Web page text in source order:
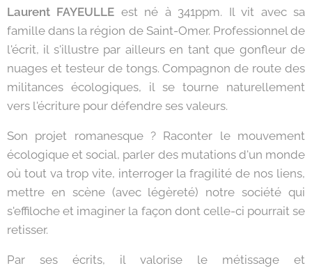
Laurent FAYEULLE est né à 341ppm. Il vit avec sa
famille dans la région de Saint-Omer. Professionnel de
l'écrit, il s'illustre par ailleurs en tant que gonfleur de
nuages et testeur de tongs. Compagnon de route des
militances écologiques, il se tourne naturellement
vers l'écriture pour défendre ses valeurs.
Son projet romanesque ? Raconter le mouvement
écologique et social, parler des mutations d'un monde
où tout va trop vite, interroger la fragilité de nos liens,
mettre en scène (avec légèreté) notre société qui
s'effiloche et imaginer la façon dont celle-ci pourrait se
retisser.
Par ses écrits, il valorise le métissage et